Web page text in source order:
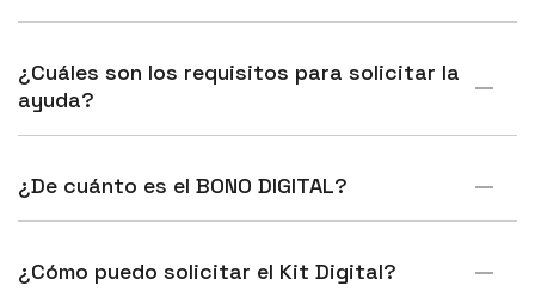
¿Cuáles son los requisitos para solicitar la
ayuda?
¿De cuánto es el BONO DIGITAL?
¿Cómo puedo solicitar el Kit Digital?